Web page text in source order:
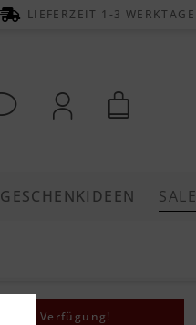
LIEFERZEIT 1-3 WERKTAGE
GESCHENKIDEEN SALE
zur Verfügung!